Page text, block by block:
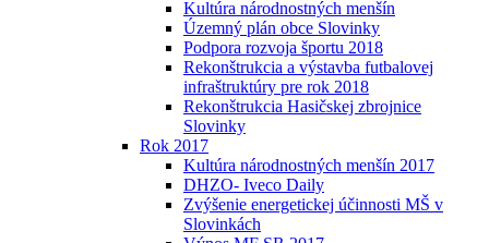
Kultúra národnostných menšín
Územný plán obce Slovinky
Podpora rozvoja športu 2018
Rekonštrukcia a výstavba futbalovej
infraštruktúry pre rok 2018
Rekonštrukcia Hasičskej zbrojnice
Slovinky
Rok 2017
Kultúra národnostných menšín 2017
DHZO- Iveco Daily
Zvýšenie energetickej účinnosti MŠ v
Slovinkách